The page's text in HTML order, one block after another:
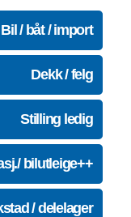
Bil / båt / import
Dekk / felg
Stilling ledig
bilutleige++
/ delelager